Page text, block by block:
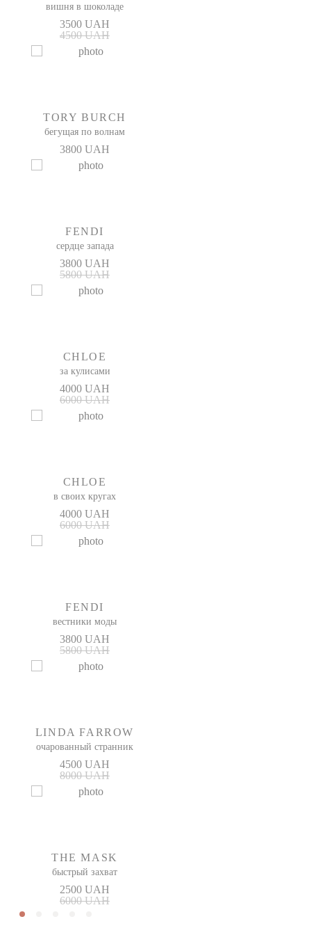
вишня в шоколаде
3500 UAH
4500 UAH
TORY BURCH
бегущая по волнам
3800 UAH
FENDI
сердце запада
3800 UAH
5800 UAH
CHLOE
за кулисами
4000 UAH
6000 UAH
CHLOE
в своих кругах
4000 UAH
6000 UAH
FENDI
вестники моды
3800 UAH
5800 UAH
LINDA FARROW
очарованный странник
4500 UAH
8000 UAH
THE MASK
быстрый захват
2500 UAH
6000 UAH